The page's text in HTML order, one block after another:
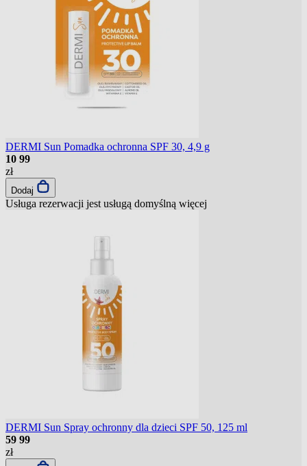
DERMI Sun Pomadka ochronna SPF 30, 4,9 g
10 99
zł
Dodaj
Usługa rezerwacji jest usługą domyślną więcej
DERMI Sun Spray ochronny dla dzieci SPF 50, 125 ml
59 99
zł